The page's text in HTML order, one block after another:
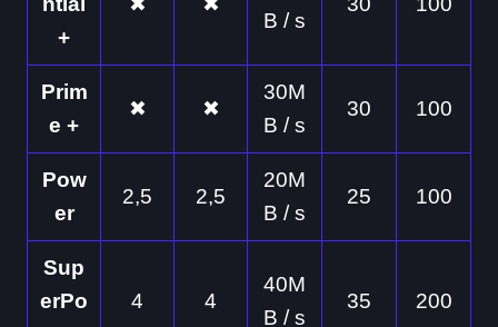
+
B / s
Prim
e +
✖ ✖
30M
B / s
30 100
Pow
er
2,5 2,5
20M
B / s
25 100
Sup
erPo
4 4
40M
B / s
35 200